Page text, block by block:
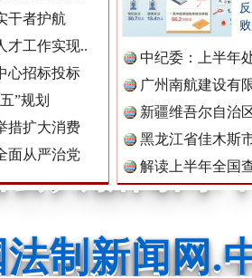
干者护航
才工作实现..
心招标投标
”规划
措扩大消费
面从严治党
中纪委：上半年
广州南航建设有
新疆维吾尔自治
黑龙江省佳木斯
解读上半年全国
数据
民新闻网.
共新闻网.
法制新闻网.
匿收入偷税被查处..